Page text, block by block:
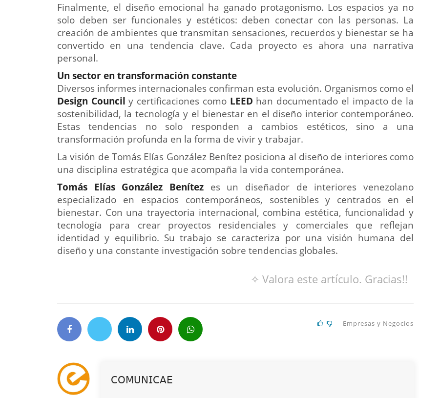
Finalmente, el diseño emocional ha ganado protagonismo. Los espacios ya no
solo deben ser funcionales y estéticos: deben conectar con las personas. La
creación de ambientes que transmitan sensaciones, recuerdos y bienestar se ha
convertido en una tendencia clave. Cada proyecto es ahora una narrativa
personal.
Un sector en transformación constante
Diversos informes internacionales confirman esta evolución. Organismos como el
Design Council y certificaciones como LEED han documentado el impacto de la
sostenibilidad, la tecnología y el bienestar en el diseño interior contemporáneo.
Estas tendencias no solo responden a cambios estéticos, sino a una
transformación profunda en la forma de vivir y trabajar.
La visión de Tomás Elías González Benítez posiciona al diseño de interiores como
una disciplina estratégica que acompaña la vida contemporánea.
Tomás Elías González Benítez es un diseñador de interiores venezolano
especializado en espacios contemporáneos, sostenibles y centrados en el
bienestar. Con una trayectoria internacional, combina estética, funcionalidad y
tecnología para crear proyectos residenciales y comerciales que reflejan
identidad y equilibrio. Su trabajo se caracteriza por una visión humana del
diseño y una constante investigación sobre tendencias globales.
✧ Valora este artículo. Gracias!!
Empresas y Negocios
𝖢𝖮𝖬𝖴𝖭𝖨𝖢𝖠𝖤